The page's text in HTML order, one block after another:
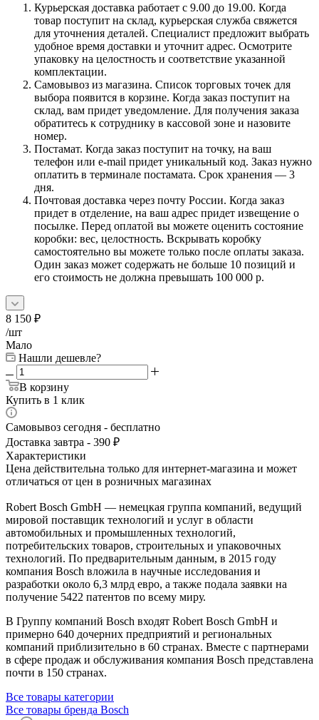
Курьерская доставка работает с 9.00 до 19.00. Когда
товар поступит на склад, курьерская служба свяжется
для уточнения деталей. Специалист предложит выбрать
удобное время доставки и уточнит адрес. Осмотрите
упаковку на целостность и соответствие указанной
комплектации.
Самовывоз из магазина. Список торговых точек для
выбора появится в корзине. Когда заказ поступит на
склад, вам придет уведомление. Для получения заказа
обратитесь к сотруднику в кассовой зоне и назовите
номер.
Постамат. Когда заказ поступит на точку, на ваш
телефон или e-mail придет уникальный код. Заказ нужно
оплатить в терминале постамата. Срок хранения — 3
дня.
Почтовая доставка через почту России. Когда заказ
придет в отделение, на ваш адрес придет извещение о
посылке. Перед оплатой вы можете оценить состояние
коробки: вес, целостность. Вскрывать коробку
самостоятельно вы можете только после оплаты заказа.
Один заказ может содержать не больше 10 позиций и
его стоимость не должна превышать 100 000 р.
8 150 ₽
/шт
Мало
Нашли дешевле?
В корзину
Купить в 1 клик
Самовывоз сегодня - бесплатно
Доставка завтра - 390 ₽
Характеристики
Цена действительна только для интернет-магазина и может
отличаться от цен в розничных магазинах
Robert Bosch GmbH — немецкая группа компаний, ведущий
мировой поставщик технологий и услуг в области
автомобильных и промышленных технологий,
потребительских товаров, строительных и упаковочных
технологий. По предварительным данным, в 2015 году
компания Bosch вложила в научные исследования и
разработки около 6,3 млрд евро, а также подала заявки на
получение 5422 патентов по всему миру.
В Группу компаний Bosch входят Robert Bosch GmbH и
примерно 640 дочерних предприятий и региональных
компаний приблизительно в 60 странах. Вместе с партнерами
в сфере продаж и обслуживания компания Bosch представлена
почти в 150 странах.
Все товары категории
Все товары бренда Bosch